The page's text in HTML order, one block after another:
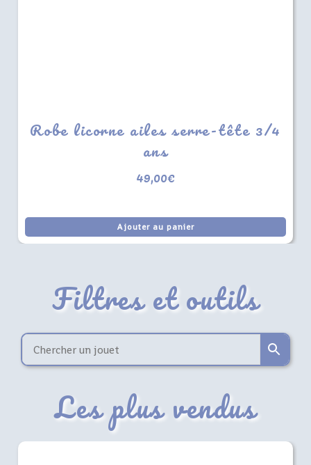
Robe licorne ailes serre-tête 3/4
ans
49,00€
Ajouter au panier
Filtres et outils
Les plus vendus